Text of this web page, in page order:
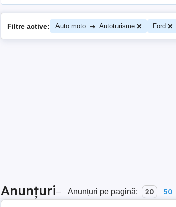
Filtre active: Auto moto → Autoturisme Ford
Anunțuri– Anunțuri pe pagină: 20 50